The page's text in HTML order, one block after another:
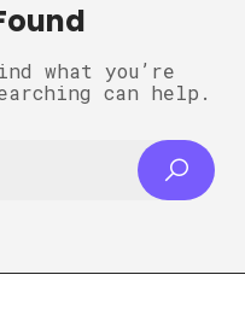
what you’re
can help.